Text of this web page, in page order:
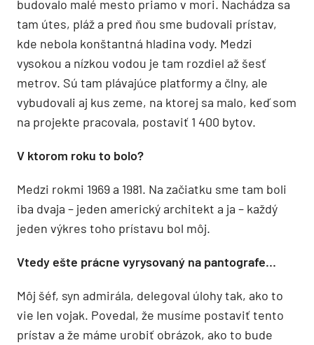
budovalo malé mesto priamo v mori. Nachádza sa
tam útes, pláž a pred ňou sme budovali prístav,
kde nebola konštantná hladina vody. Medzi
vysokou a nízkou vodou je tam rozdiel až šesť
metrov. Sú tam plávajúce platformy a člny, ale
vybudovali aj kus zeme, na ktorej sa malo, keď som
na projekte pracovala, postaviť 1 400 bytov.
V ktorom roku to bolo?
Medzi rokmi 1969 a 1981. Na začiatku sme tam boli
iba dvaja – jeden americký architekt a ja – každý
jeden výkres toho prístavu bol môj.
Vtedy ešte prácne vyrysovaný na pantografe…
Môj šéf, syn admirála, delegoval úlohy tak, ako to
vie len vojak. Povedal, že musíme postaviť tento
prístav a že máme urobiť obrázok, ako to bude